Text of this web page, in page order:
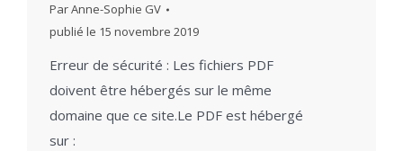
ParAnne-Sophie GV
publié le 15 novembre 2019
Erreur de sécurité : Les fichiers PDF
doivent être hébergés sur le même
domaine que ce site.Le PDF est hébergé
sur :